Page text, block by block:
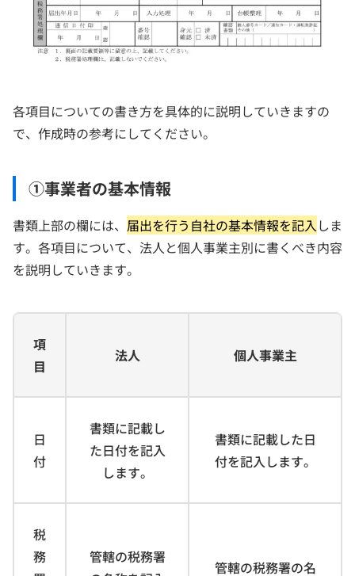
各項目についての書き方を具体的に説明していきますの
で、作成時の参考にしてください。
①事業者の基本情報
書類上部の欄には、 届出を行う自社の基本情報を記入しま
す。各項目について、法人と個人事業主別に書くべき内容
を説明していきます。
項
目
法人 個人事業主
日
付
書類に記載し
た日付を記入
します。
書類に記載した日
付を記入します。
税
務
管轄の税務署
管轄の税務署の名